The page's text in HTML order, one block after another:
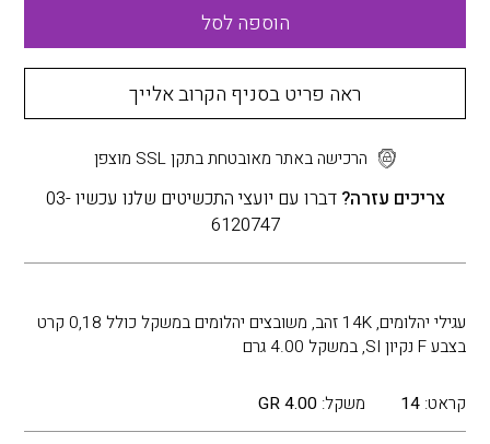
הוספה לסל
ראה פריט בסניף הקרוב אלייך
הרכישה באתר מאובטחת בתקן SSL מוצפן
צריכים עזרה?
דברו עם יועצי התכשיטים שלנו עכשיו 03-
6120747
עגילי יהלומים, 14K זהב, משובצים יהלומים במשקל כולל 0,18 קרט
בצבע F נקיון SI, במשקל 4.00 גרם
קראט: 14 משקל: 4.00 GR